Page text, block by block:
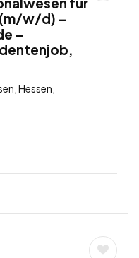
w/d) –
–
Hessen,